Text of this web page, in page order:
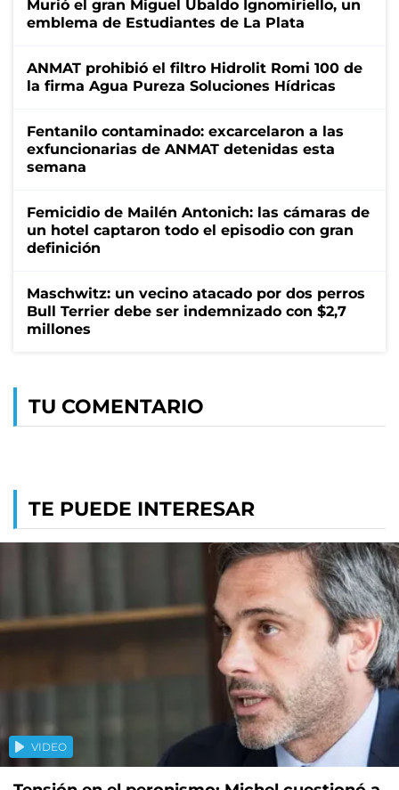
Murió el gran Miguel Ubaldo Ignomiriello, un
emblema de Estudiantes de La Plata
ANMAT prohibió el filtro Hidrolit Romi 100 de
la firma Agua Pureza Soluciones Hídricas
Fentanilo contaminado: excarcelaron a las
exfuncionarias de ANMAT detenidas esta
semana
Femicidio de Mailén Antonich: las cámaras de
un hotel captaron todo el episodio con gran
definición
Maschwitz: un vecino atacado por dos perros
Bull Terrier debe ser indemnizado con $2,7
millones
TU COMENTARIO
TE PUEDE INTERESAR
VIDEO